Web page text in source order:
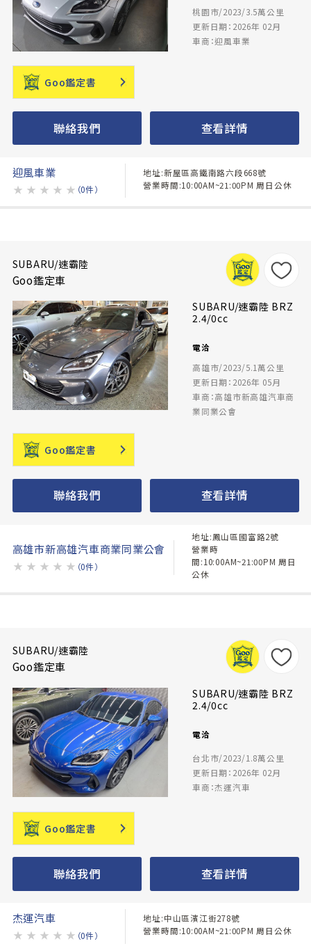
桃園市/2023/3.5萬公里
更新日期：2026年 02月
車商：迎風車業
Goo鑑定書
聯絡我們 查看詳情
迎風車業
★ ★ ★ ★ ★ （0件）
地址:新屋區高鐵南路六段668號
營業時間:10:00AM~21:00PM 周日公休
SUBARU/速霸陸
Goo鑑定車
SUBARU/速霸陸 BRZ
2.4/0cc
電洽
高雄市/2023/5.1萬公里
更新日期：2026年 05月
車商：高雄市新高雄汽車商
業同業公會
Goo鑑定書
聯絡我們 查看詳情
高雄市新高雄汽車商業同業公會
★ ★ ★ ★ ★ （0件）
地址:鳳山區國富路2號
營業時
間:10:00AM~21:00PM 周日
公休
SUBARU/速霸陸
Goo鑑定車
SUBARU/速霸陸 BRZ
2.4/0cc
電洽
台北市/2023/1.8萬公里
更新日期：2026年 02月
車商：杰運汽車
Goo鑑定書
聯絡我們 查看詳情
杰運汽車
★ ★ ★ ★ ★ （0件）
地址:中山區濱江街278號
營業時間:10:00AM~21:00PM 周日公休